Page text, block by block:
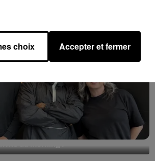
choix Accepter et fermer